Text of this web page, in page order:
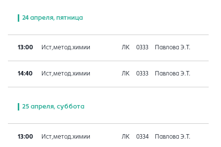
24 апреля, пятница
13:00 Ист,метод.химии ЛК 0333 Павлова Э.Т.
14:40 Ист,метод.химии ЛК 0333 Павлова Э.Т.
25 апреля, суббота
13:00 Ист,метод.химии ЛК 0334 Павлова Э.Т.